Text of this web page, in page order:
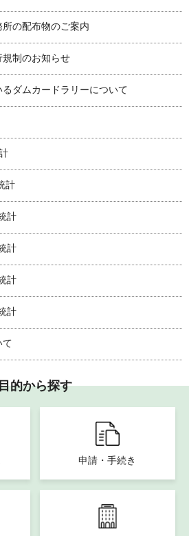
の配布物のご案内
制のお知らせ
ダムカードラリーについて
計
計
計
計
計
て
的から探す
申請・手続き